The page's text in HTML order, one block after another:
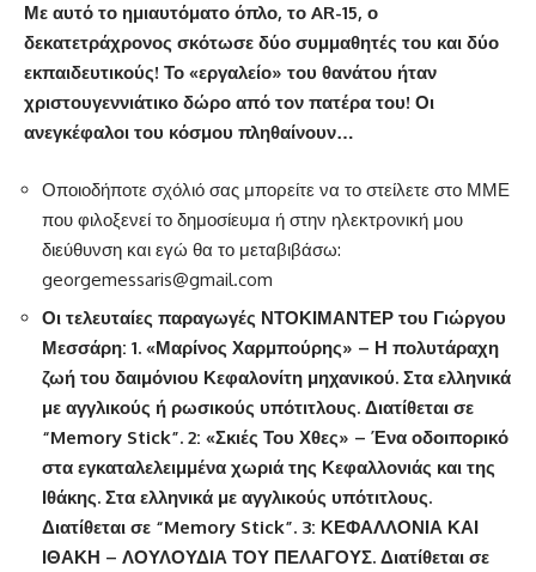
Με αυτό το ημιαυτόματο όπλο, το AR-15, ο
δεκατετράχρονος σκότωσε δύο συμμαθητές του και δύο
εκπαιδευτικούς! Το «εργαλείο» του θανάτου ήταν
χριστουγεννιάτικο δώρο από τον πατέρα του! Οι
ανεγκέφαλοι του κόσμου πληθαίνουν…
Οποιοδήποτε σχόλιό σας μπορείτε να το στείλετε στο ΜΜΕ
που φιλοξενεί το δημοσίευμα ή στην ηλεκτρονική μου
διεύθυνση και εγώ θα το μεταβιβάσω:
georgemessaris@gmail.com
Οι τελευταίες παραγωγές ΝΤΟΚΙΜΑΝΤΕΡ του Γιώργου
Μεσσάρη: 1. «Μαρίνος Χαρμπούρης» – Η πολυτάραχη
ζωή του δαιμόνιου Κεφαλονίτη μηχανικού. Στα ελληνικά
με αγγλικούς ή ρωσικούς υπότιτλους. Διατίθεται σε
“Memory Stick”. 2: «Σκιές Του Χθες» – Ένα οδοιπορικό
στα εγκαταλελειμμένα χωριά της Κεφαλλονιάς και της
Ιθάκης. Στα ελληνικά με αγγλικούς υπότιτλους.
Διατίθεται σε “Memory Stick”. 3: ΚΕΦΑΛΛΟΝΙΑ ΚΑΙ
ΙΘΑΚΗ – ΛΟΥΛΟΥΔΙΑ ΤΟΥ ΠΕΛΑΓΟΥΣ. Διατίθεται σε